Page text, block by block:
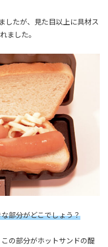
したが、見た目以上に具材ス
ました。
部分がどこでしょう？
の部分がホットサンドの醍